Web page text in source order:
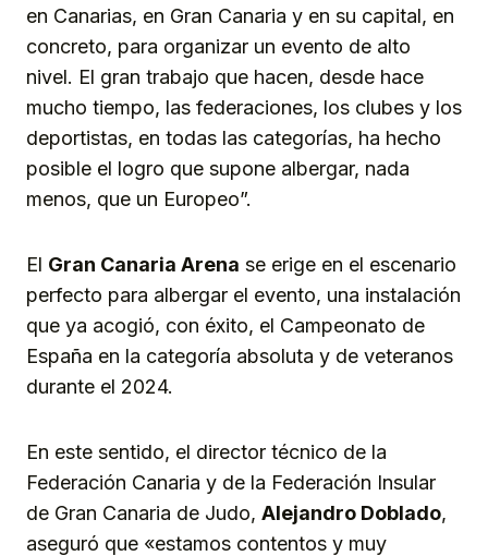
en Canarias, en Gran Canaria y en su capital, en
concreto, para organizar un evento de alto
nivel. El gran trabajo que hacen, desde hace
mucho tiempo, las federaciones, los clubes y los
deportistas, en todas las categorías, ha hecho
posible el logro que supone albergar, nada
menos, que un Europeo”.
El Gran Canaria Arena se erige en el escenario
perfecto para albergar el evento, una instalación
que ya acogió, con éxito, el Campeonato de
España en la categoría absoluta y de veteranos
durante el 2024.
En este sentido, el director técnico de la
Federación Canaria y de la Federación Insular
de Gran Canaria de Judo, Alejandro Doblado,
aseguró que «estamos contentos y muy